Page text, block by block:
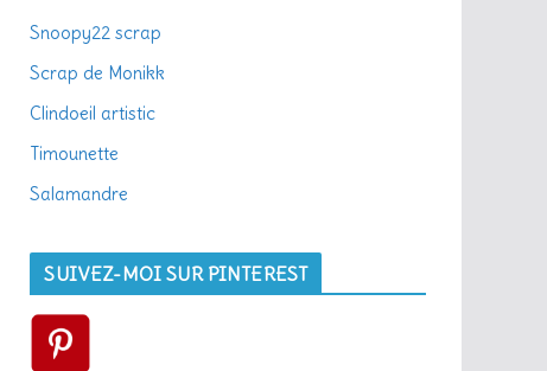
Snoopy22 scrap
Scrap de Monikk
Clindoeil artistic
Timounette
Salamandre
SUIVEZ-MOI SUR PINTEREST